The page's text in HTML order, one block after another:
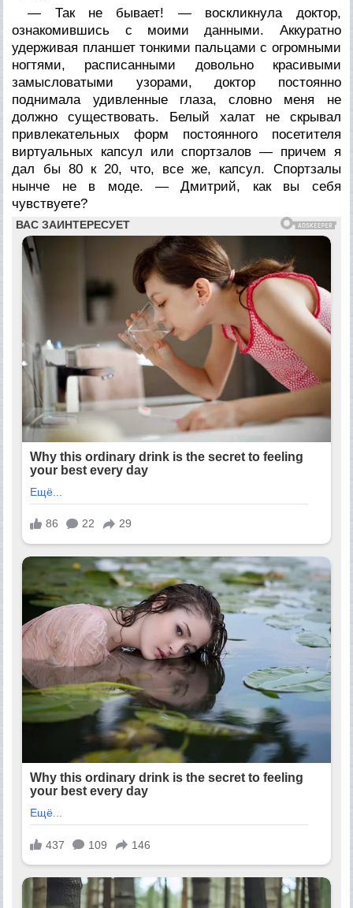
— Так не бывает! — воскликнула доктор,
ознакомившись с моими данными. Аккуратно
удерживая планшет тонкими пальцами с огромными
ногтями, расписанными довольно красивыми
замысловатыми узорами, доктор постоянно
поднимала удивленные глаза, словно меня не
должно существовать. Белый халат не скрывал
привлекательных форм постоянного посетителя
виртуальных капсул или спортзалов — причем я
дал бы 80 к 20, что, все же, капсул. Спортзалы
нынче не в моде. — Дмитрий, как вы себя
чувствуете?